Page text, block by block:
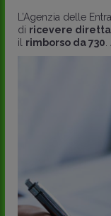
L’Agenzia delle
di ricevere
il rimborso da 730